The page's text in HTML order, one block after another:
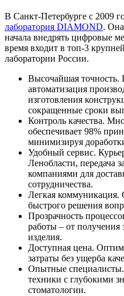
В Санкт-Петербурге с 2009
лаборатория DIAMOND.
начала внедрять цифровые
время входит в топ-3
лаборатории России.
Высочайшая точность.
автоматизация
изготовления
сокращенные сроки
Контроль качества.
обеспечивает 98%
минимизируя
Удобный сервис.
Ленобласти, передача
компаниями для
сотрудничества.
Легкая
быстрого решения
Прозрачность
работы – от получения
изделия.
Доступная цена.
затраты без ущерба
Опытные
техники с глубокими
стоматологии.